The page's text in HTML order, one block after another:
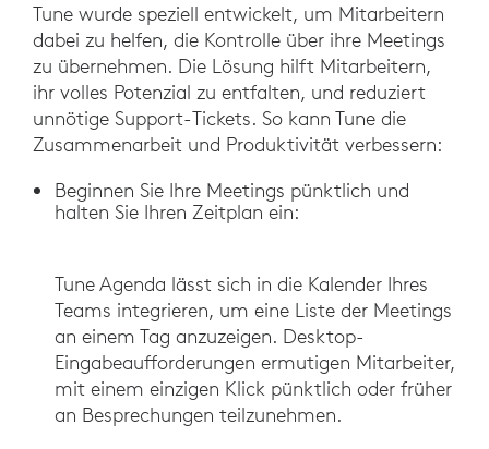
Tune wurde speziell entwickelt, um Mitarbeitern
dabei zu helfen, die Kontrolle über ihre Meetings
zu übernehmen. Die Lösung hilft Mitarbeitern,
ihr volles Potenzial zu entfalten, und reduziert
unnötige Support-Tickets. So kann Tune die
Zusammenarbeit und Produktivität verbessern:
Beginnen Sie Ihre Meetings pünktlich und
halten Sie Ihren Zeitplan ein:
Tune Agenda lässt sich in die Kalender Ihres
Teams integrieren, um eine Liste der Meetings
an einem Tag anzuzeigen. Desktop-
Eingabeaufforderungen ermutigen Mitarbeiter,
mit einem einzigen Klick pünktlich oder früher
an Besprechungen teilzunehmen.